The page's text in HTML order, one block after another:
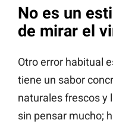
No es un
de mirar el
Otro error habitual
tiene un sabor
naturales frescos y
sin pensar mucho;